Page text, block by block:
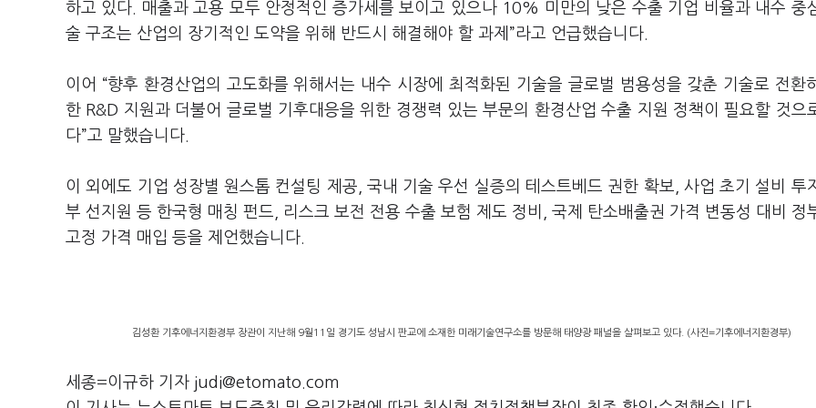
하고 있다. 매출과 고용 모두 안정적인 증가세를 보이고 있으나 10% 미만의 낮은 수출 기업 비율과 내수 중
술 구조는 산업의 장기적인 도약을 위해 반드시 해결해야 할 과제”라고 언급했습니다.
이어 “향후 환경산업의 고도화를 위해서는 내수 시장에 최적화된 기술을 글로벌 범용성을 갖춘 기술로 전환
한 R&D 지원과 더불어 글로벌 기후대응을 위한 경쟁력 있는 부문의 환경산업 수출 지원 정책이 필요할 것으
다”고 말했습니다.
이 외에도 기업 성장별 원스톱 컨설팅 제공, 국내 기술 우선 실증의 테스트베드 권한 확보, 사업 초기 설비 투
부 선지원 등 한국형 매칭 펀드, 리스크 보전 전용 수출 보험 제도 정비, 국제 탄소배출권 가격 변동성 대비 정
고정 가격 매입 등을 제언했습니다.
김성환 기후에너지환경부 장관이 지난해 9월11일 경기도 성남시 판교에 소재한 미래기술연구소를 방문해 태양광 패널을 살펴보고 있다. (사진=기후에너지환경부)
세종=이규하 기자 judi@etomato.com